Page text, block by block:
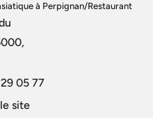
à Perpignan/Restaurant
Wok
05 77
site